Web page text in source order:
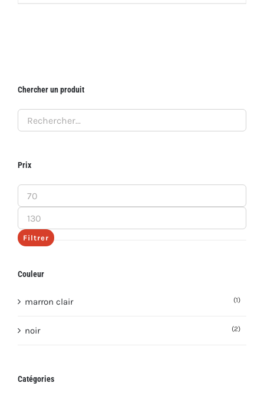
Chercher un produit
Prix
Prix
min
Prix
max
Filtrer
Couleur
marron clair (1)
noir (2)
Catégories